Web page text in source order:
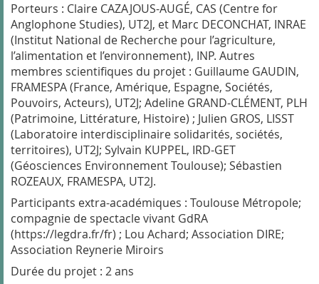
Porteurs : Claire CAZAJOUS-AUGÉ, CAS (Centre for
Anglophone Studies), UT2J, et Marc DECONCHAT, INRAE
(Institut National de Recherche pour l’agriculture,
l’alimentation et l’environnement), INP. Autres
membres scientifiques du projet : Guillaume GAUDIN,
FRAMESPA (France, Amérique, Espagne, Sociétés,
Pouvoirs, Acteurs), UT2J; Adeline GRAND-CLÉMENT, PLH
(Patrimoine, Littérature, Histoire) ; Julien GROS, LISST
(Laboratoire interdisciplinaire solidarités, sociétés,
territoires), UT2J; Sylvain KUPPEL, IRD-GET
(Géosciences Environnement Toulouse); Sébastien
ROZEAUX, FRAMESPA, UT2J.
Participants extra-académiques : Toulouse Métropole;
compagnie de spectacle vivant GdRA
(https://legdra.fr/fr) ; Lou Achard; Association DIRE;
Association Reynerie Miroirs
Durée du projet : 2 ans